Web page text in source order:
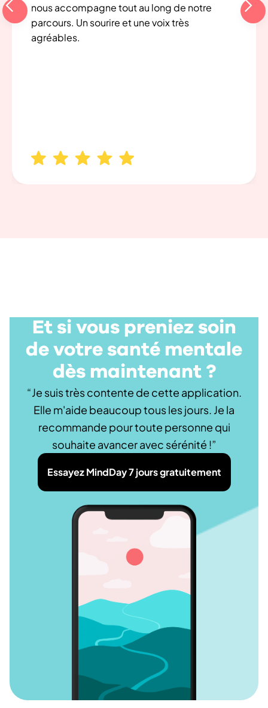
nous accompagne tout au long de notre
parcours. Un sourire et une voix très
agréables.
Et si vous preniez soin
de votre santé mentale
dès maintenant ?
“Je suis très contente de cette application.
Elle m'aide beaucoup tous les jours. Je la
recommande pour toute personne qui
souhaite avancer avec sérénité !”
Essayez MindDay 7 jours gratuitement